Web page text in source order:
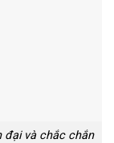
đại và chắc chắn